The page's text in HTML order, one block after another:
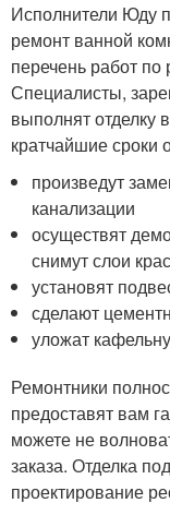
Исполнители Юду
ремонт ванной
перечень работ
Специалисты,
выполнят отделку
кратчайшие сроки
произведут
канализации
осуществят
снимут слои
установят
сделают
уложат
Ремонтники
предоставят вам
можете не
заказа. Отделка
проектирование